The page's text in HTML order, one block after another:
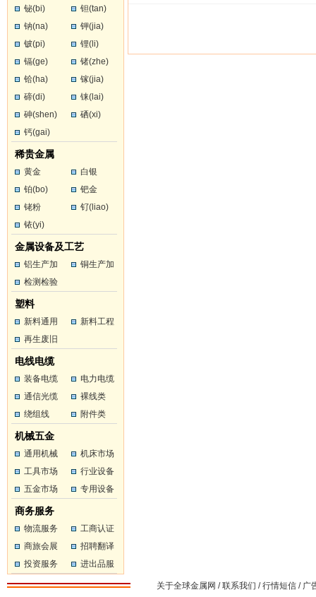
铋(bi)
钽(tan)
钠(na)
钾(jia)
铍(pi)
锂(li)
镉(ge)
锗(zhe)
铪(ha)
镓(jia)
碲(di)
铼(lai)
砷(shen)
硒(xi)
钙(gai)
稀贵金属
黄金
白银
铂(bo)
钯金
铑粉
钌(liao)
铱(yi)
金属设备及工艺
铝生产加
工
铜生产加
检测检验
塑料
新料通用
塑料
新料工程
再生废旧
塑料
电线电缆
装备电缆
电力电缆
通信光缆
裸线类
绕组线
附件类
机械五金
通用机械
机床市场
工具市场
行业设备
五金市场
专用设备
商务服务
物流服务
工商认证
商旅会展
招聘翻译
投资服务
进出品服
务
关于全球金属网 /联系我们 /行情短信/ 广